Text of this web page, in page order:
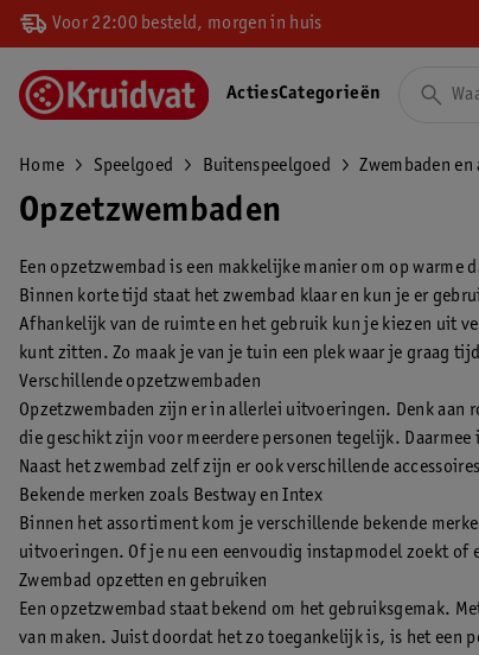
Voor 22:00 besteld, morgen in huis
ActiesCategorieën
Home Speelgoed Buitenspeelgoed Zwembaden en
Opzetzwembaden
Een opzetzwembad is een makkelijke manier om op
Binnen korte tijd staat het zwembad klaar en kun je er
Afhankelijk van de ruimte en het gebruik kun je kiezen uit
kunt zitten. Zo maak je van je tuin een plek waar je graag
Verschillende opzetzwembaden
Opzetzwembaden zijn er in allerlei uitvoeringen. Denk aan
die geschikt zijn voor meerdere personen tegelijk.
Naast het zwembad zelf zijn er ook verschillende
Bekende merken zoals Bestway en Intex
Binnen het assortiment kom je verschillende bekende
uitvoeringen. Of je nu een eenvoudig instapmodel zoekt of
Zwembad opzetten en gebruiken
Een opzetzwembad staat bekend om het gebruiksgemak.
van maken. Juist doordat het zo toegankelijk is, is het een